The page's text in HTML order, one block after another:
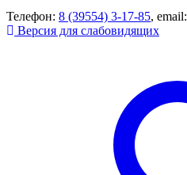
Телефон: 8 (39554) 3-17-85, email:
Версия для слабовидящих